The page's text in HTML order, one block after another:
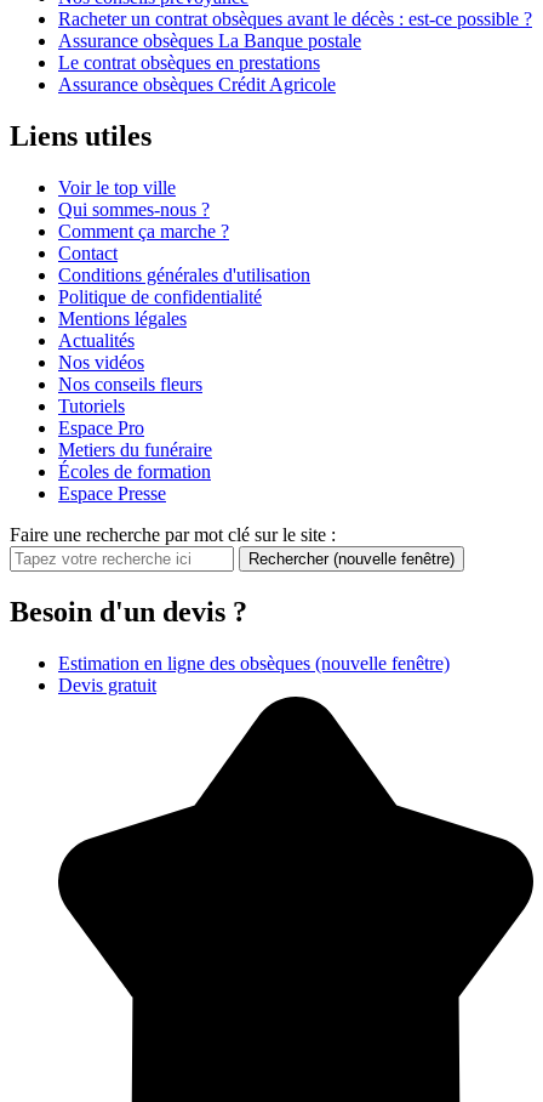
Racheter un contrat obsèques avant le décès : est-ce possible ?
Assurance obsèques La Banque postale
Le contrat obsèques en prestations
Assurance obsèques Crédit Agricole
Liens utiles
Voir le top ville
Qui sommes-nous ?
Comment ça marche ?
Contact
Conditions générales d'utilisation
Politique de confidentialité
Mentions légales
Actualités
Nos vidéos
Nos conseils fleurs
Tutoriels
Espace Pro
Metiers du funéraire
Écoles de formation
Espace Presse
Faire une recherche par mot clé sur le site :
Rechercher (nouvelle fenêtre)
Besoin d'un devis ?
Estimation en ligne des obsèques (nouvelle fenêtre)
Devis gratuit